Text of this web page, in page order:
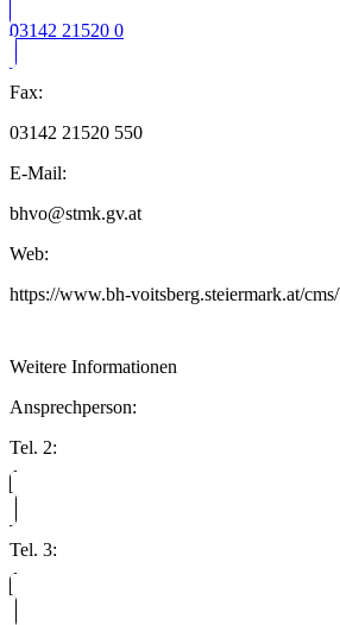
03142 21520 0
Fax:
03142 21520 550
E-Mail:
bhvo@stmk.gv.at
Web:
https://www.bh-voitsberg.steiermark.at/
Weitere Informationen
Ansprechperson:
Tel. 2:
Tel. 3: